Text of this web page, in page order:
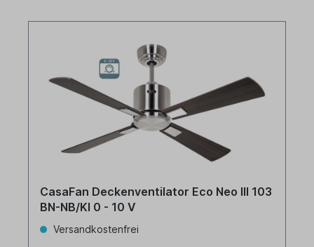
CasaFan Deckenventilator Eco Neo III 103
BN-NB/KI 0 - 10 V
Versandkostenfrei